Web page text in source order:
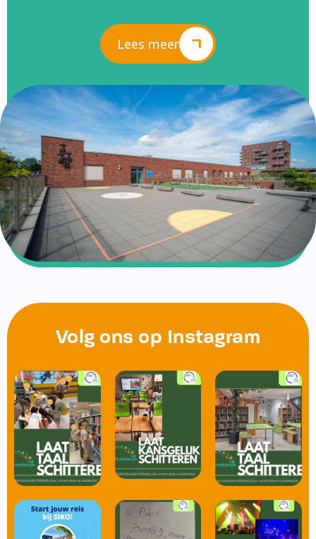
Lees meer
Volg ons op Instagram